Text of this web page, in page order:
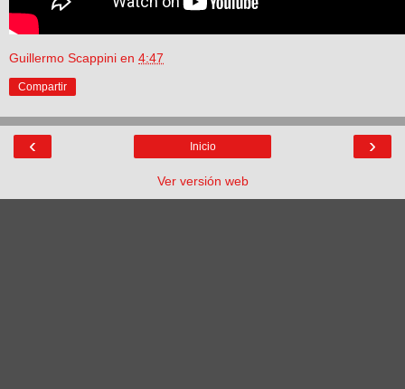
Guillermo Scappini en 4:47
Compartir
‹ ›
Inicio
Ver versión web